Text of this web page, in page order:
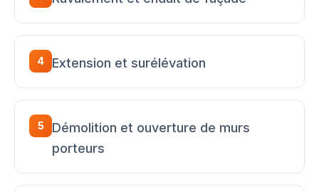
4 Extension et surélévation
5
Démolition et ouverture de murs
porteurs